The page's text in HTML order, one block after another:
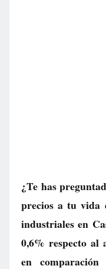
¿Te has
precios a tu vida
industriales en
0,6% respecto al
en